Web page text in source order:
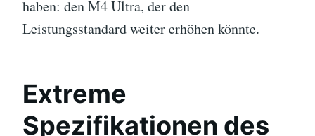
haben: den M4 Ultra, der den
Leistungsstandard weiter erhöhen könnte.
Extreme
Spezifikationen des